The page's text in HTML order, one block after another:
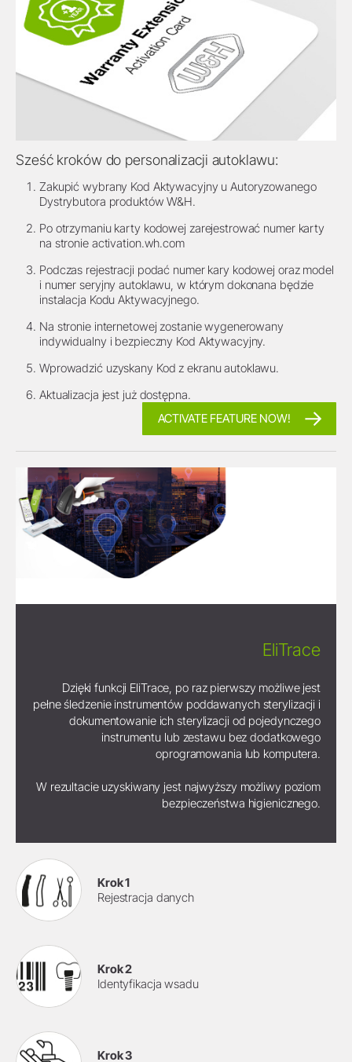
Sześć kroków do personalizacji autoklawu:
Zakupić wybrany Kod Aktywacyjny u Autoryzowanego
Dystrybutora produktów W&H.
Po otrzymaniu karty kodowej zarejestrować numer karty
na stronie activation.wh.com
Podczas rejestracji podać numer kary kodowej oraz model
i numer seryjny autoklawu, w którym dokonana będzie
instalacja Kodu Aktywacyjnego.
Na stronie internetowej zostanie wygenerowany
indywidualny i bezpieczny Kod Aktywacyjny.
Wprowadzić uzyskany Kod z ekranu autoklawu.
Aktualizacja jest już dostępna.
ACTIVATE FEATURE NOW!
EliTrace
Dzięki funkcji EliTrace, po raz pierwszy możliwe jest
pełne śledzenie instrumentów poddawanych sterylizacji i
dokumentowanie ich sterylizacji od pojedynczego
instrumentu lub zestawu bez dodatkowego
oprogramowania lub komputera.
W rezultacie uzyskiwany jest najwyższy możliwy poziom
bezpieczeństwa higienicznego.
Krok 1
Rejestracja danych
Krok 2
Identyfikacja wsadu
Krok 3